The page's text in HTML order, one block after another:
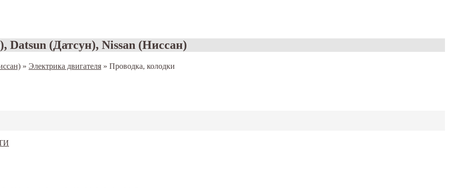
Datsun (Датсун), Nissan (Ниссан)
» Электрика двигателя » Проводка, колодки